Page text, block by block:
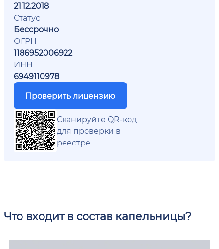
21.12.2018
Статус
Бессрочно
ОГРН
1186952006922
ИНН
6949110978
Проверить лицензию
Сканируйте QR-код
для проверки в
реестре
Что входит в состав капельницы?